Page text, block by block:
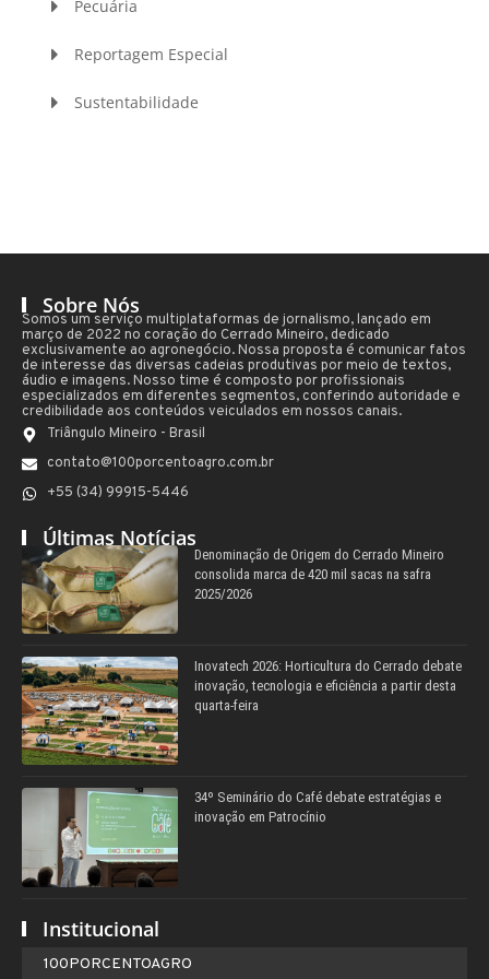
Pecuária
Reportagem Especial
Sustentabilidade
Sobre Nós
Somos um serviço multiplataformas de jornalismo, lançado em
março de 2022 no coração do Cerrado Mineiro, dedicado
exclusivamente ao agronegócio. Nossa proposta é comunicar fatos
de interesse das diversas cadeias produtivas por meio de textos,
áudio e imagens. Nosso time é composto por profissionais
especializados em diferentes segmentos, conferindo autoridade e
credibilidade aos conteúdos veiculados em nossos canais.
Triângulo Mineiro - Brasil
contato@100porcentoagro.com.br
+55 (34) 99915-5446
Últimas Notícias
Denominação de Origem do Cerrado Mineiro
consolida marca de 420 mil sacas na safra
2025/2026
Inovatech 2026: Horticultura do Cerrado debate
inovação, tecnologia e eficiência a partir desta
quarta-feira
34º Seminário do Café debate estratégias e
inovação em Patrocínio
Institucional
100PORCENTOAGRO